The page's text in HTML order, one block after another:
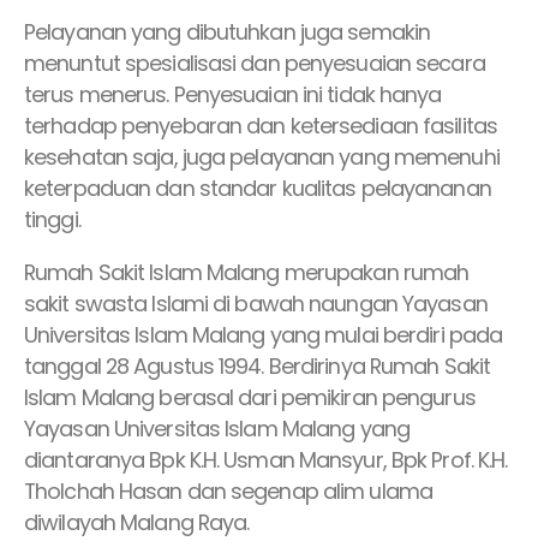
Pelayanan yang dibutuhkan juga semakin
menuntut spesialisasi dan penyesuaian secara
terus menerus. Penyesuaian ini tidak hanya
terhadap penyebaran dan ketersediaan fasilitas
kesehatan saja, juga pelayanan yang memenuhi
keterpaduan dan standar kualitas pelayananan
tinggi.
Rumah Sakit Islam Malang merupakan rumah
sakit swasta Islami di bawah naungan Yayasan
Universitas Islam Malang yang mulai berdiri pada
tanggal 28 Agustus 1994. Berdirinya Rumah Sakit
Islam Malang berasal dari pemikiran pengurus
Yayasan Universitas Islam Malang yang
diantaranya Bpk K.H. Usman Mansyur, Bpk Prof. K.H.
Tholchah Hasan dan segenap alim ulama
diwilayah Malang Raya.